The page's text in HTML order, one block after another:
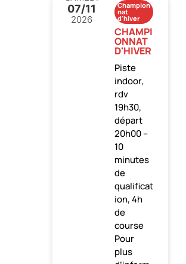
07/11
2026
Champion
nat
d'hiver
CHAMPI
ONNAT
D'HIVER
Piste
indoor,
rdv
19h30,
départ
20h00 –
10
minutes
de
qualificat
ion, 4h
de
course
Pour
plus